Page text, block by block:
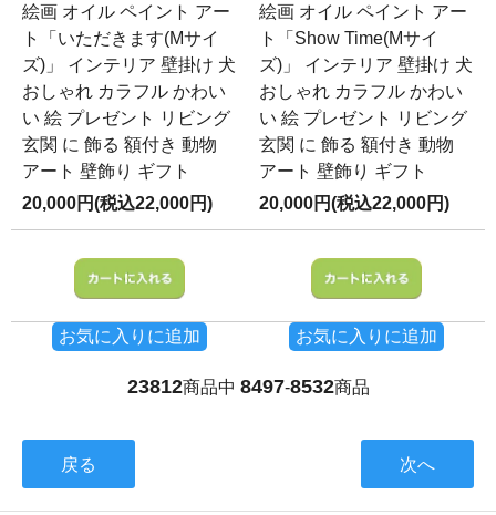
絵画 オイル ペイント アー
ト「いただきます(Mサイ
ズ)」 インテリア 壁掛け 犬
おしゃれ カラフル かわい
い 絵 プレゼント リビング
玄関 に 飾る 額付き 動物
アート 壁飾り ギフト
20,000円(税込22,000円)
お気に入りに追加
絵画 オイル ペイント アー
ト「Show Time(Mサイ
ズ)」 インテリア 壁掛け 犬
おしゃれ カラフル かわい
い 絵 プレゼント リビング
玄関 に 飾る 額付き 動物
アート 壁飾り ギフト
20,000円(税込22,000円)
お気に入りに追加
23812商品中 8497-8532商品
戻る 次へ